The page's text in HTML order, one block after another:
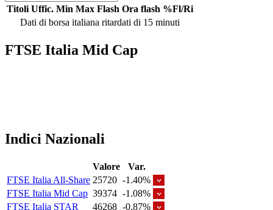
Titoli Uffic. Min Max Flash Ora flash %Fl/Ri
Dati di borsa italiana ritardati di 15 minuti
FTSE Italia Mid Cap
Indici Nazionali
Valore
Var.
FTSE Italia All-Share 25720 -1.40%
FTSE Italia Mid Cap 39374 -1.08%
FTSE Italia STAR
46268 -0.87%